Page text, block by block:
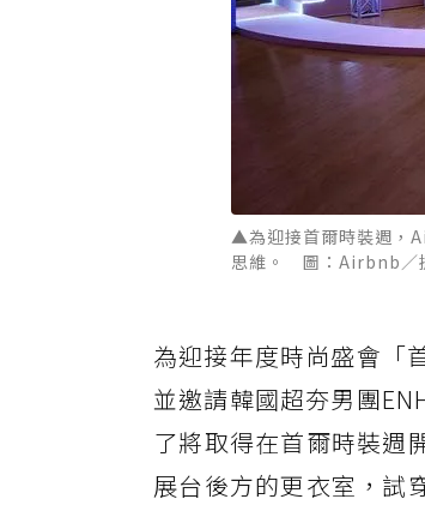
▲為迎接首爾時裝週，
思維。 圖：Airbnb／
為迎接年度時尚盛會「
並邀請韓國超夯男團
了將取得在首爾時裝週
展台後方的更衣室，試